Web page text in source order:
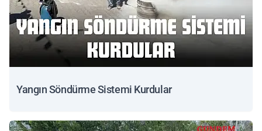
Yangın Söndürme Sistemi Kurdular